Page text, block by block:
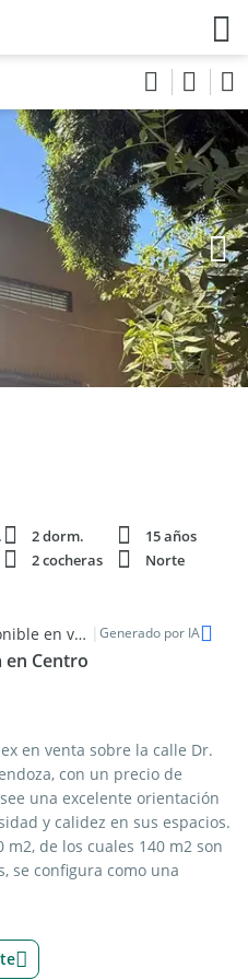
2 dorm.
15 años
2 cocheras
Norte
Casa centro de Mendoza disponible en venta | Generado por IA
en Centro
en venta sobre la calle Dr.
con un precio de
una excelente orientación
y calidez en sus espacios.
de los cuales 140 m2 son
se configura como una
2 baños y una cocina